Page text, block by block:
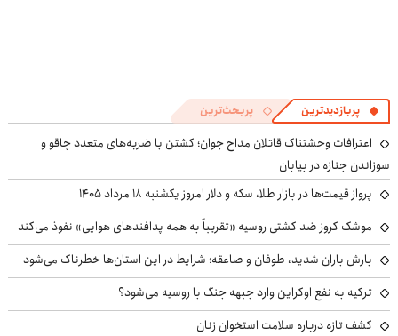
پربازدیدترین پربحث‌ترین
اعترافات وحشتناک قاتلان مداح جوان؛ کشتن با ضربه‌های متعدد چاقو و
سوزاندن جنازه در بیابان
پرواز قیمت‌ها در بازار طلا، سکه و دلار امروز یکشنبه ۱۸ مرداد ۱۴۰۵
موشک کروز ضد کشتی روسیه «تقریباً به همه پدافندهای هوایی» نفوذ می‌کند
بارش باران شدید، طوفان و صاعقه؛ شرایط در این استان‌ها خطرناک می‌شود
ترکیه به نفع اوکراین وارد جبهه جنگ با روسیه می‌شود؟
کشف تازه درباره سلامت استخوان زنان